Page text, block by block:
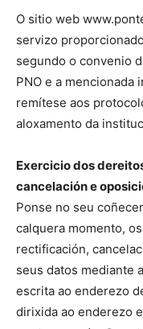
O sitio web
servizo
segundo o convenio
PNO e a mencionada
remítese aos
aloxamento da
Exercicio dos
cancelación e
Ponse no seu
calquera momento,
rectificación,
seus datos mediante
escrita ao enderezo
dirixida ao enderezo